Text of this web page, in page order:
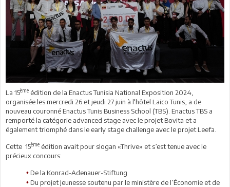
La 15ème édition de la Enactus Tunisia National Exposition 2024,
organisée les mercredi 26 et jeudi 27 juin à l'hôtel Laico Tunis, a de
nouveau couronné Enactus Tunis Business School (TBS). Enactus TBS a
remporté la catégorie advanced stage avec le projet Bovita et a
également triomphé dans le early stage challenge avec le projet Leefa.
Cette 15ème édition avait pour slogan «Thrive» et s’est tenue avec le
précieux concours:
• De la Konrad-Adenauer-Stiftung
• Du projet Jeunesse soutenu par le ministère de l’Économie et de